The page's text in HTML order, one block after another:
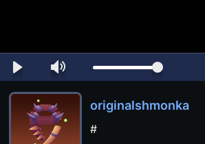
originalshmonka
#